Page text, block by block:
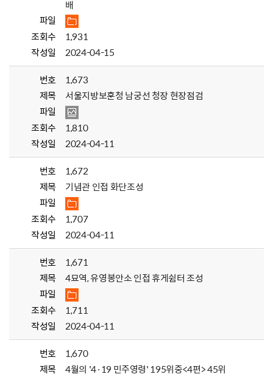
배
파일
조회수
1,931
작성일
2024-04-15
번호
1,673
제목
서울지방보훈청 남궁선 청장 현장점검
파일
조회수
1,810
작성일
2024-04-11
번호
1,672
제목
기념관 인접 화단조성
파일
조회수
1,707
작성일
2024-04-11
번호
1,671
제목
4묘역, 유영봉안소 인접 휴게쉼터 조성
파일
조회수
1,711
작성일
2024-04-11
번호
1,670
제목
4월의 '4·19 민주영령' 195위중<4편> 45위